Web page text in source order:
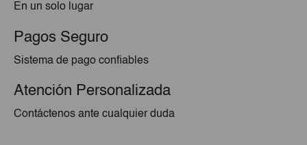
En un solo lugar
Pagos Seguro
Sistema de pago confiables
Atención Personalizada
Contáctenos ante cualquier duda